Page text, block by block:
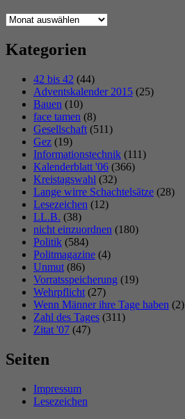
Archiv
Kategorien
42 bis 42 (44)
Adventskalender 2015 (25)
Bauen (10)
face tamen (8)
Gesellschaft (511)
Gez (19)
Informationstechnik (111)
Kalenderblatt '06 (366)
Kreistagswahl (32)
Lange wirre Schachtelsätze (28)
Lesezeichen (12)
LL.B. (38)
nicht einzuordnen (180)
Politik (584)
Politmagazine (4)
Unmut (86)
Vorratsspeicherung (19)
Wehrpflicht (27)
Wenn Männer ihre Tage haben (2)
Zahl des Tages (311)
Zitat '07 (47)
Seiten
Impressum
Lesezeichen